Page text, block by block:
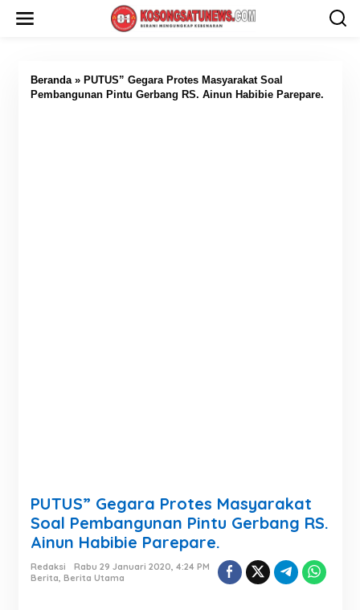
Beranda» PUTUS” Gegara Protes Masyarakat Soal
Pembangunan Pintu Gerbang RS. Ainun Habibie Parepare.
PUTUS” Gegara Protes Masyarakat
Soal Pembangunan Pintu Gerbang RS.
Ainun Habibie Parepare.
Redaksi
Rabu 29 Januari 2020, 4:24 PM
Berita, Berita Utama